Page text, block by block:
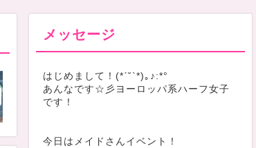
メッセージ
はじめまして！(*ˊ˘ˋ*)｡♪:*°
あんなです☆彡ヨーロッパ系ハーフ女子
です！
今日はメイドさんイベント！